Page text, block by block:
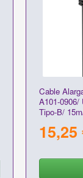
Cable
A101-
Tipo-B/
15,25